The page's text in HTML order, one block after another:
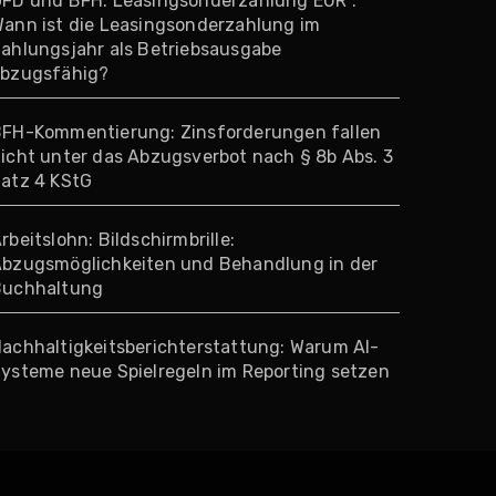
ist die Leasingsonderzahlung im
als Betriebsausgabe
Kommentierung: Zinsforderungen fallen
unter das Abzugsverbot nach § 8b Abs. 3
4 KStG
Bildschirmbrille:
und Behandlung in der
Warum AI-
neue Spielregeln im Reporting setzen